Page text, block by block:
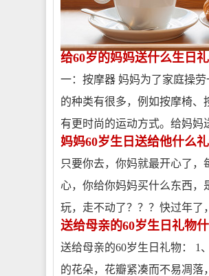
给60岁的妈妈送什么生日
一：按摩器 妈妈为了家庭操
的种类有很多，例如按摩椅、
有更时尚的运动方式。给妈妈
妈妈60岁生日送给他什么
只要你去，你妈就最开心了
心，你给你妈妈买什么东西
玩，走不动了？？？快过年了
送给母亲的60岁生日礼物
送给母亲的60岁生日礼物： 1
的花朵，花瓣紧凑而不易凋落